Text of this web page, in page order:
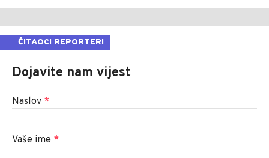
ČITAOCI REPORTERI
Dojavite nam vijest
Naslov *
Vaše ime *